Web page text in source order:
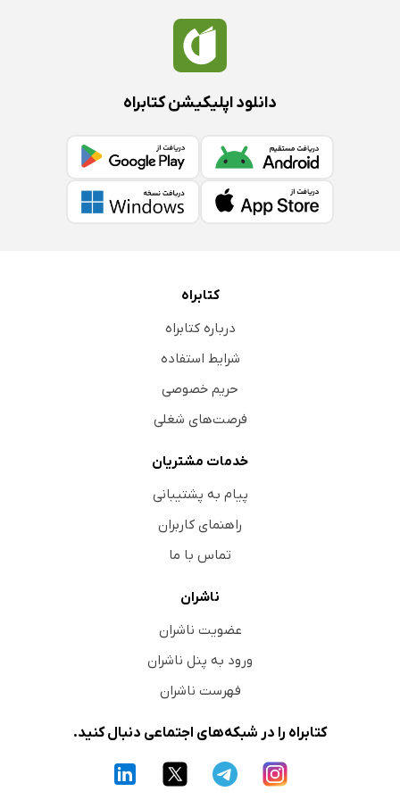
دانلود اپلیکیشن کتابراه
کتابراه
درباره کتابراه
شرایط استفاده
حریم خصوصی
فرصت‌های شغلی
خدمات مشتریان
پیام به پشتیبانی
راهنمای کاربران
تماس با ما
ناشران
عضویت ناشران
ورود به پنل ناشران
فهرست ناشران
کتابراه را در شبکه‌های اجتماعی دنبال کنید.